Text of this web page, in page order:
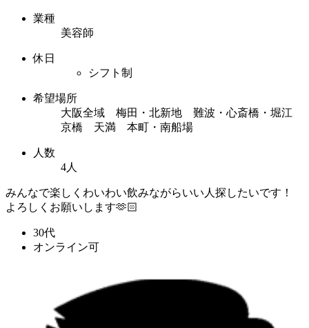
業種
美容師
休日
シフト制
希望場所
大阪全域 梅田・北新地 難波・心斎橋・堀江
京橋 天満 本町・南船場
人数
4人
みんなで楽しくわいわい飲みながらいい人探したいです！
よろしくお願いします🫶🏻
30代
オンライン可